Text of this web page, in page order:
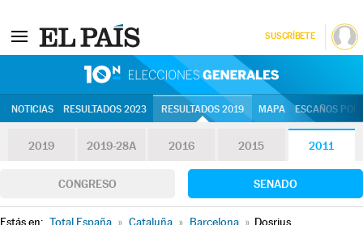
SUSCRÍBETE
NOTICIAS RESULTADOS 2023 RESULTADOS 2019 MAPA ESCAÑOS
2019 2019-28A 2016 2015 2011
CONGRESO SENADO
Estás en: Total España » Cataluña » Barcelona » Dosrius